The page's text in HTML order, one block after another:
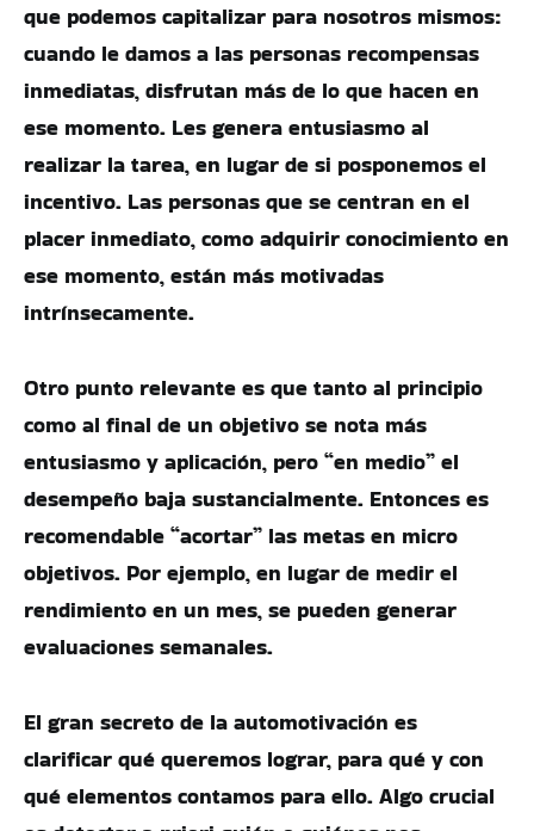
que podemos capitalizar para nosotros mismos:
cuando le damos a las personas recompensas
inmediatas, disfrutan más de lo que hacen en
ese momento. Les genera entusiasmo al
realizar la tarea, en lugar de si posponemos el
incentivo. Las personas que se centran en el
placer inmediato, como adquirir conocimiento en
ese momento, están más motivadas
intrínsecamente.
Otro punto relevante es que tanto al principio
como al final de un objetivo se nota más
entusiasmo y aplicación, pero “en medio” el
desempeño baja sustancialmente. Entonces es
recomendable “acortar” las metas en micro
objetivos. Por ejemplo, en lugar de medir el
rendimiento en un mes, se pueden generar
evaluaciones semanales.
El gran secreto de la automotivación es
clarificar qué queremos lograr, para qué y con
qué elementos contamos para ello. Algo crucial